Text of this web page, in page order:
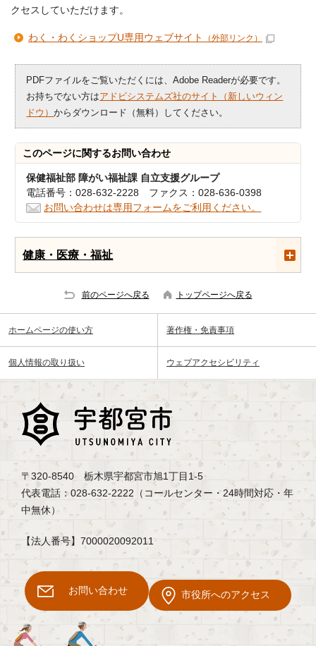
クセスしていただけます。
わく・わくショップU専用ウェブサイト （外部リンク）
PDFファイルをご覧いただくには、Adobe Readerが必要です。
お持ちでない方はアドビシステムズ社のサイト（新しいウィン
ドウ）からダウンロード（無料）してください。
このページに関するお問い合わせ
保健福祉部 障がい福祉課 自立支援グループ
電話番号：028-632-2228 ファクス：028-636-0398
お問い合わせは専用フォームをご利用ください。
健康・医療・福祉
前のページへ戻る トップページへ戻る
ホームページの使い方 著作権・免責事項
個人情報の取り扱い ウェブアクセシビリティ
〒320-8540 栃木県宇都宮市旭1丁目1-5
代表電話：028-632-2222（コールセンター・24時間対応・年
中無休）
【法人番号】7000020092011
お問い合わせ 市役所へのアクセス